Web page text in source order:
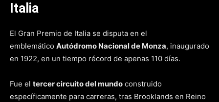
Italia
El Gran Premio de Italia se disputa en el
emblemático Autódromo Nacional de Monza, inaugurado
en 1922, en un tiempo récord de apenas 110 días.
Fue el tercer circuito del mundo construido
específicamente para carreras, tras Brooklands en Reino